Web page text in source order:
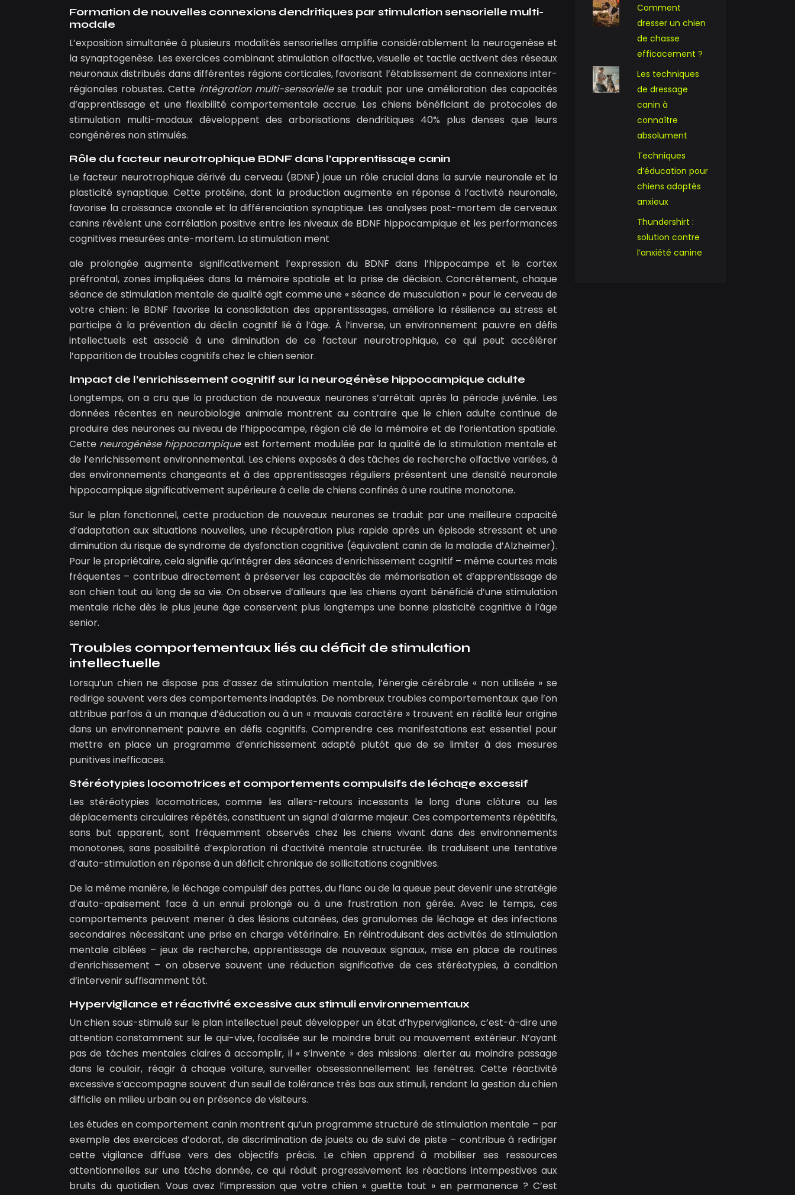
Formation de nouvelles connexions dendritiques par stimulation sensorielle multi-
modale
L’exposition simultanée à plusieurs modalités sensorielles amplifie considérablement la neurogenèse et
la synaptogenèse. Les exercices combinant stimulation olfactive, visuelle et tactile activent des réseaux
neuronaux distribués dans différentes régions corticales, favorisant l’établissement de connexions inter-
régionales robustes. Cette intégration multi-sensoriellese traduit par une amélioration des capacités
d’apprentissage et une flexibilité comportementale accrue. Les chiens bénéficiant de protocoles de
stimulation multi-modaux développent des arborisations dendritiques 40% plus denses que leurs
congénères non stimulés.
Rôle du facteur neurotrophique BDNF dans l’apprentissage canin
Le facteur neurotrophique dérivé du cerveau (BDNF) joue un rôle crucial dans la survie neuronale et la
plasticité synaptique. Cette protéine, dont la production augmente en réponse à l’activité neuronale,
favorise la croissance axonale et la différenciation synaptique. Les analyses post-mortem de cerveaux
canins révèlent une corrélation positive entre les niveaux de BDNF hippocampique et les performances
cognitives mesurées ante-mortem. La stimulation ment
ale prolongée augmente significativement l’expression du BDNF dans l’hippocampe et le cortex
préfrontal, zones impliquées dans la mémoire spatiale et la prise de décision. Concrètement, chaque
séance de stimulation mentale de qualité agit comme une « séance de musculation » pour le cerveau de
votre chien : le BDNF favorise la consolidation des apprentissages, améliore la résilience au stress et
participe à la prévention du déclin cognitif lié à l’âge. À l’inverse, un environnement pauvre en défis
intellectuels est associé à une diminution de ce facteur neurotrophique, ce qui peut accélérer
l’apparition de troubles cognitifs chez le chien senior.
Impact de l’enrichissement cognitif sur la neurogénèse hippocampique adulte
Longtemps, on a cru que la production de nouveaux neurones s’arrêtait après la période juvénile. Les
données récentes en neurobiologie animale montrent au contraire que le chien adulte continue de
produire des neurones au niveau de l’hippocampe, région clé de la mémoire et de l’orientation spatiale.
Cette neurogénèse hippocampiqueest fortement modulée par la qualité de la stimulation mentale et
de l’enrichissement environnemental. Les chiens exposés à des tâches de recherche olfactive variées, à
des environnements changeants et à des apprentissages réguliers présentent une densité neuronale
hippocampique significativement supérieure à celle de chiens confinés à une routine monotone.
Sur le plan fonctionnel, cette production de nouveaux neurones se traduit par une meilleure capacité
d’adaptation aux situations nouvelles, une récupération plus rapide après un épisode stressant et une
diminution du risque de syndrome de dysfonction cognitive (équivalent canin de la maladie d’Alzheimer).
Pour le propriétaire, cela signifie qu’intégrer des séances d’enrichissement cognitif – même courtes mais
fréquentes – contribue directement à préserver les capacités de mémorisation et d’apprentissage de
son chien tout au long de sa vie. On observe d’ailleurs que les chiens ayant bénéficié d’une stimulation
mentale riche dès le plus jeune âge conservent plus longtemps une bonne plasticité cognitive à l’âge
senior.
Troubles comportementaux liés au déficit de stimulation
intellectuelle
Lorsqu’un chien ne dispose pas d’assez de stimulation mentale, l’énergie cérébrale « non utilisée » se
redirige souvent vers des comportements inadaptés. De nombreux troubles comportementaux que l’on
attribue parfois à un manque d’éducation ou à un « mauvais caractère » trouvent en réalité leur origine
dans un environnement pauvre en défis cognitifs. Comprendre ces manifestations est essentiel pour
mettre en place un programme d’enrichissement adapté plutôt que de se limiter à des mesures
punitives inefficaces.
Stéréotypies locomotrices et comportements compulsifs de léchage excessif
Les stéréotypies locomotrices, comme les allers-retours incessants le long d’une clôture ou les
déplacements circulaires répétés, constituent un signal d’alarme majeur. Ces comportements répétitifs,
sans but apparent, sont fréquemment observés chez les chiens vivant dans des environnements
monotones, sans possibilité d’exploration ni d’activité mentale structurée. Ils traduisent une tentative
d’auto-stimulation en réponse à un déficit chronique de sollicitations cognitives.
De la même manière, le léchage compulsif des pattes, du flanc ou de la queue peut devenir une stratégie
d’auto-apaisement face à un ennui prolongé ou à une frustration non gérée. Avec le temps, ces
comportements peuvent mener à des lésions cutanées, des granulomes de léchage et des infections
secondaires nécessitant une prise en charge vétérinaire. En réintroduisant des activités de stimulation
mentale ciblées – jeux de recherche, apprentissage de nouveaux signaux, mise en place de routines
d’enrichissement – on observe souvent une réduction significative de ces stéréotypies, à condition
d’intervenir suffisamment tôt.
Hypervigilance et réactivité excessive aux stimuli environnementaux
Un chien sous-stimulé sur le plan intellectuel peut développer un état d’hypervigilance, c’est-à-dire une
attention constamment sur le qui-vive, focalisée sur le moindre bruit ou mouvement extérieur. N’ayant
pas de tâches mentales claires à accomplir, il « s’invente » des missions : alerter au moindre passage
dans le couloir, réagir à chaque voiture, surveiller obsessionnellement les fenêtres. Cette réactivité
excessive s’accompagne souvent d’un seuil de tolérance très bas aux stimuli, rendant la gestion du chien
difficile en milieu urbain ou en présence de visiteurs.
Les études en comportement canin montrent qu’un programme structuré de stimulation mentale – par
exemple des exercices d’odorat, de discrimination de jouets ou de suivi de piste – contribue à rediriger
cette vigilance diffuse vers des objectifs précis. Le chien apprend à mobiliser ses ressources
attentionnelles sur une tâche donnée, ce qui réduit progressivement les réactions intempestives aux
bruits du quotidien. Vous avez l’impression que votre chien « guette tout » en permanence ? C’est
Comment
dresser un chien
de chasse
efficacement ?
Les techniques
de dressage
canin à
connaître
absolument
Techniques
d’éducation pour
chiens adoptés
anxieux
Thundershirt :
solution contre
l’anxiété canine